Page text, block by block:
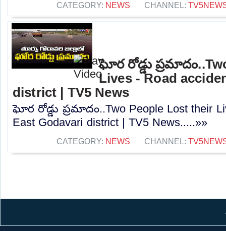
CATEGORY: NEWS CHANNEL:
ఘోర రోడ్డు
Lives - Road
district | TV5 News
ఘోర రోడ్డు ప్రమాదం..Two People Lost their
East Godavari district | TV5 News.....»»
CATEGORY: NEWS CHANNEL: